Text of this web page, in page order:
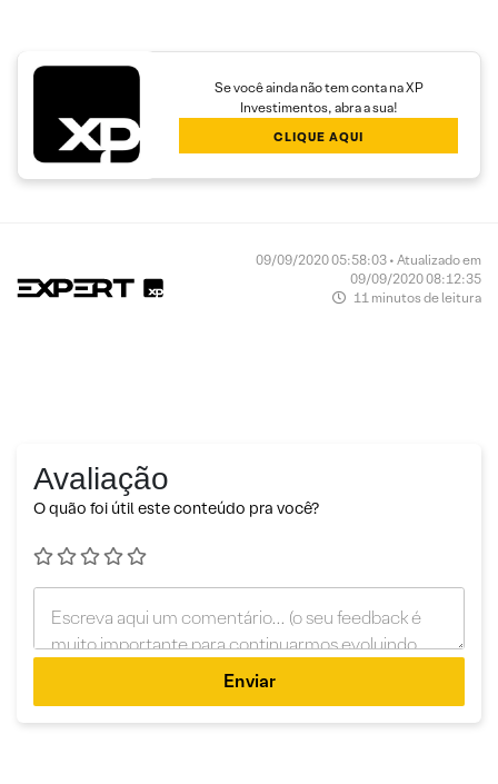
Se você ainda não tem conta na XP
Investimentos, abra a sua!
CLIQUE AQUI
09/09/2020 05:58:03 • Atualizado em
09/09/2020 08:12:35
11 minutos de leitura
Avaliação
O quão foi útil este conteúdo pra você?
Enviar